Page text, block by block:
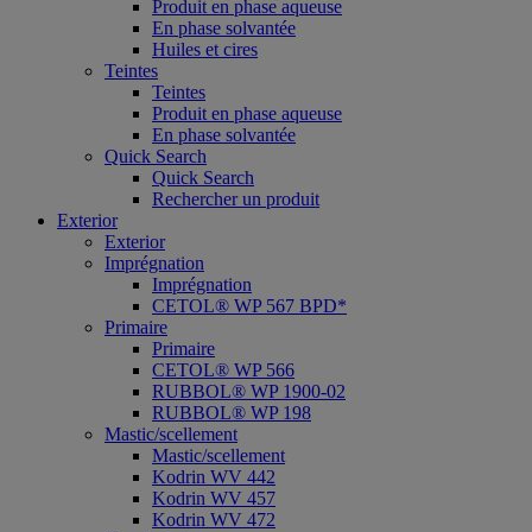
Produit en phase aqueuse
En phase solvantée
Huiles et cires
Teintes
Teintes
Produit en phase aqueuse
En phase solvantée
Quick Search
Quick Search
Rechercher un produit
Exterior
Exterior
Imprégnation
Imprégnation
CETOL® WP 567 BPD*
Primaire
Primaire
CETOL® WP 566
RUBBOL® WP 1900-02
RUBBOL® WP 198
Mastic/scellement
Mastic/scellement
Kodrin WV 442
Kodrin WV 457
Kodrin WV 472